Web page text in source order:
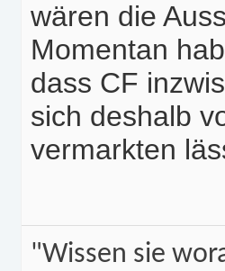
wären die
Momentan
dass CF
sich deshalb
vermarkten
"Wissen sie